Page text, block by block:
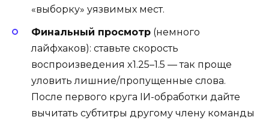
«выборку» уязвимых мест.
Финальный просмотр (немного
лайфхаков): ставьте скорость
воспроизведения x1.25–1.5 — так проще
уловить лишние/пропущенные слова.
После первого круга IИ-обработки дайте
вычитать субтитры другому члену команды